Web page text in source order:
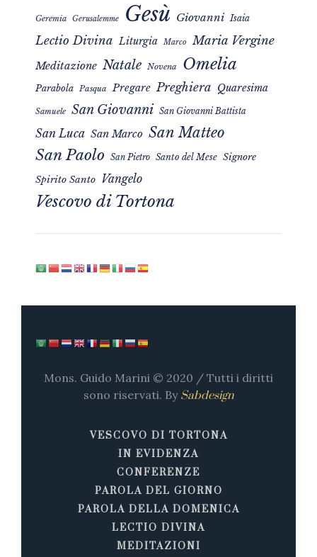
Geremia Gerusalemme Gesù Giovanni Isaia
Lectio Divina Liturgia Marco Maria Vergine
Meditazione Natale Novena Omelia
Parabola Pasqua Pregare Preghiera Quaresima
Samuele San Giovanni San Giovanni Battista
San Luca San Marco San Matteo
San Paolo San Pietro Santo del Mese Signore
Spirito Santo Vangelo
Vescovo di Tortona
Mons. Guido Marini © 2020 / Tutti i diritti
sono riservati. By Sabdesign
VESCOVO DI TORTONA
IN EVIDENZA
CONFERENZE
PAROLA DEL GIORNO
PAROLA DELLA DOMENICA
LECTIO DIVINA
MEDITAZIONI